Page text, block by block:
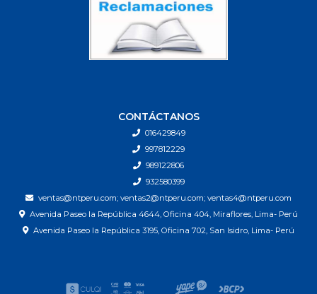
CONTÁCTANOS
016429849
997812229
989122806
932580399
ventas@ntperu.com; ventas2@ntperu.com; ventas4@ntperu.com
Avenida Paseo la República 4644, Oficina 404, Miraflores, Lima- Perú
Avenida Paseo la República 3195, Oficina 702, San Isidro, Lima- Perú